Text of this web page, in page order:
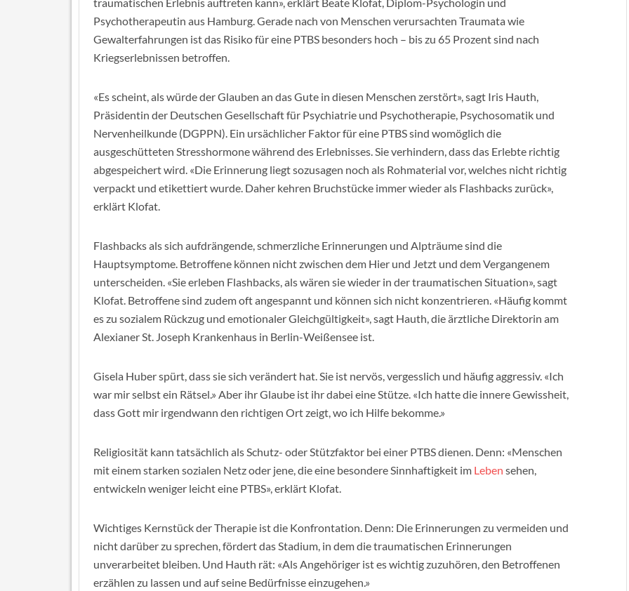
Psychotherapeutin aus Hamburg. Gerade nach von Menschen verursachten Traumata wie
Gewalterfahrungen ist das Risiko für eine PTBS besonders hoch – bis zu 65 Prozent sind nach
Kriegserlebnissen betroffen.
«Es scheint, als würde der Glauben an das Gute in diesen Menschen zerstört», sagt Iris Hauth,
Präsidentin der Deutschen Gesellschaft für Psychiatrie und Psychotherapie, Psychosomatik und
Nervenheilkunde (DGPPN). Ein ursächlicher Faktor für eine PTBS sind womöglich die
ausgeschütteten Stresshormone während des Erlebnisses. Sie verhindern, dass das Erlebte richtig
abgespeichert wird. «Die Erinnerung liegt sozusagen noch als Rohmaterial vor, welches nicht richtig
verpackt und etikettiert wurde. Daher kehren Bruchstücke immer wieder als Flashbacks zurück»,
erklärt Klofat.
Flashbacks als sich aufdrängende, schmerzliche Erinnerungen und Alpträume sind die
Hauptsymptome. Betroffene können nicht zwischen dem Hier und Jetzt und dem Vergangenem
unterscheiden. «Sie erleben Flashbacks, als wären sie wieder in der traumatischen Situation», sagt
Klofat. Betroffene sind zudem oft angespannt und können sich nicht konzentrieren. «Häufig kommt
es zu sozialem Rückzug und emotionaler Gleichgültigkeit», sagt Hauth, die ärztliche Direktorin am
Alexianer St. Joseph Krankenhaus in Berlin-Weißensee ist.
Gisela Huber spürt, dass sie sich verändert hat. Sie ist nervös, vergesslich und häufig aggressiv. «Ich
war mir selbst ein Rätsel.» Aber ihr Glaube ist ihr dabei eine Stütze. «Ich hatte die innere Gewissheit,
dass Gott mir irgendwann den richtigen Ort zeigt, wo ich Hilfe bekomme.»
Religiosität kann tatsächlich als Schutz- oder Stützfaktor bei einer PTBS dienen. Denn: «Menschen
mit einem starken sozialen Netz oder jene, die eine besondere Sinnhaftigkeit im Leben sehen,
entwickeln weniger leicht eine PTBS», erklärt Klofat.
Wichtiges Kernstück der Therapie ist die Konfrontation. Denn: Die Erinnerungen zu vermeiden und
nicht darüber zu sprechen, fördert das Stadium, in dem die traumatischen Erinnerungen
unverarbeitet bleiben. Und Hauth rät: «Als Angehöriger ist es wichtig zuzuhören, den Betroffenen
erzählen zu lassen und auf seine Bedürfnisse einzugehen.»